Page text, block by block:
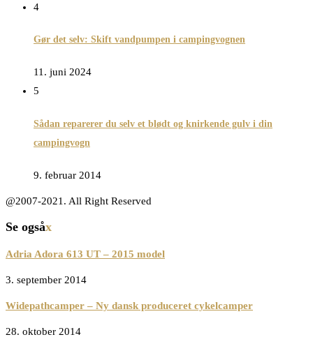
4
Gør det selv: Skift vandpumpen i campingvognen
11. juni 2024
5
Sådan reparerer du selv et blødt og knirkende gulv i din
campingvogn
9. februar 2014
@2007-2021. All Right Reserved
Se ogsåx
Adria Adora 613 UT – 2015 model
3. september 2014
Widepathcamper – Ny dansk produceret cykelcamper
28. oktober 2014